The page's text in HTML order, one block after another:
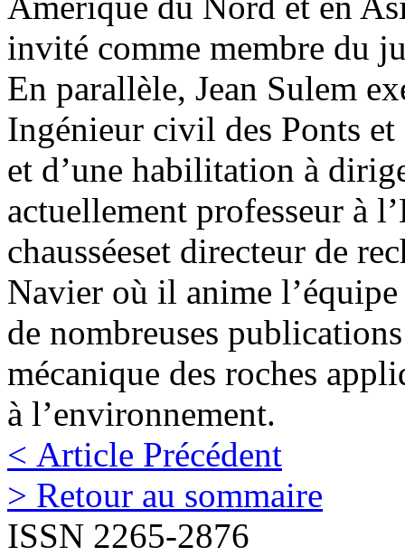
invité comme membre du
En parallèle, Jean Sulem
Ingénieur civil des Ponts et
et d’une habilitation à
actuellement professeur à
chausséeset directeur de
Navier où il anime
de nombreuses
mécanique des roches
à l’environnement.
< Article Précédent
> Retour au sommaire
ISSN 2265-2876